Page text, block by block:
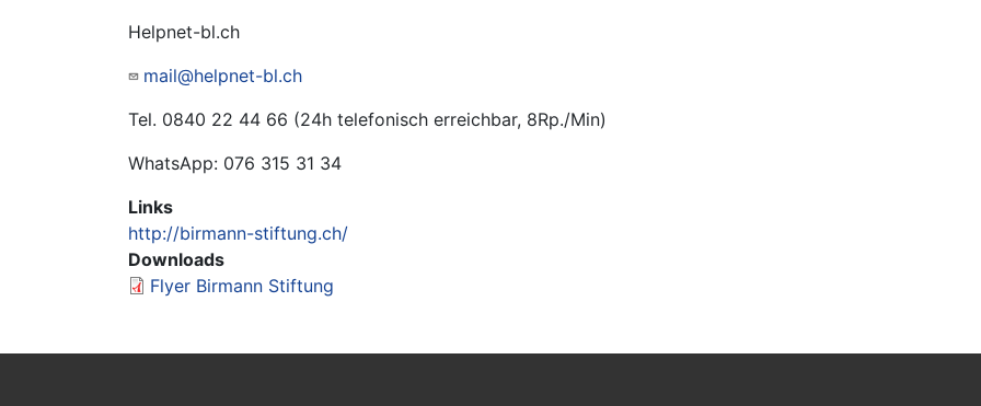
Helpnet-bl.ch
mail@helpnet-bl.ch
Tel. 0840 22 44 66 (24h telefonisch erreichbar, 8Rp./Min)
WhatsApp: 076 315 31 34
Links
http://birmann-stiftung.ch/
Downloads
Flyer Birmann Stiftung